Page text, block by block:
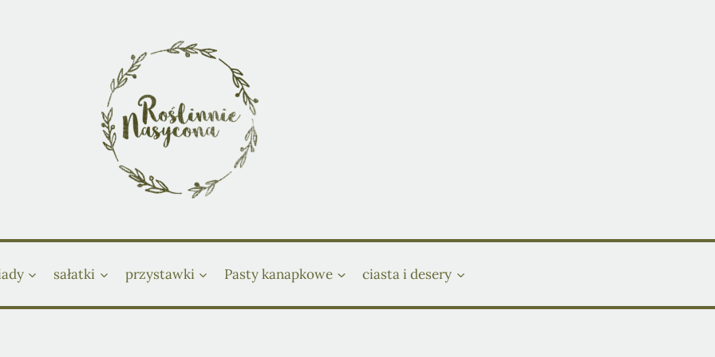
sałatki przystawki Pasty kanapkowe ciasta i desery